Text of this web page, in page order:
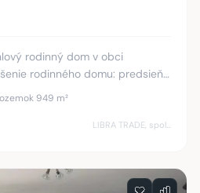
rodinný dom v obci
WC, chodba, kotolňa.
949 m²
LIBRA TRADE, spol.s.r.o.